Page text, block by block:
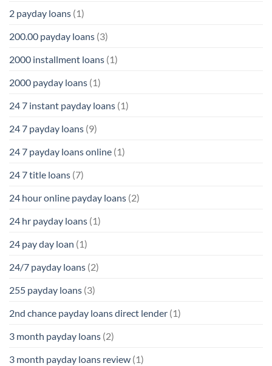
2 payday loans (1)
200.00 payday loans (3)
2000 installment loans (1)
2000 payday loans (1)
24 7 instant payday loans (1)
24 7 payday loans (9)
24 7 payday loans online (1)
24 7 title loans (7)
24 hour online payday loans (2)
24 hr payday loans (1)
24 pay day loan (1)
24/7 payday loans (2)
255 payday loans (3)
2nd chance payday loans direct lender (1)
3 month payday loans (2)
3 month payday loans review (1)